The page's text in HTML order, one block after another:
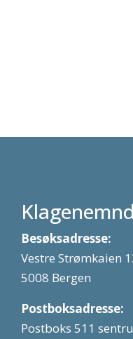
Besøksadresse:
Vestre Strømkaien
5008 Bergen
Postboksadresse:
Postboks 511